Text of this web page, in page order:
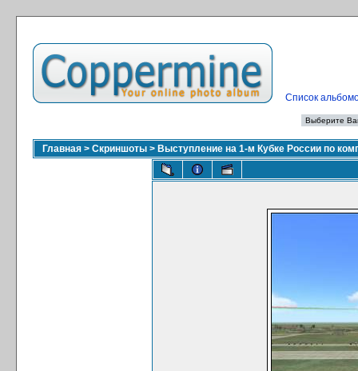
Список
Главная > Скриншоты > Выступление на 1-м Кубке России по